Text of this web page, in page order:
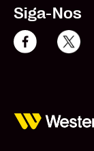
Siga-Nos